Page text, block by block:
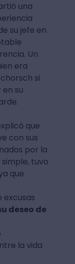
una
su jefe en
Un
era
si
su
que
con sus
por la
tuvo
que
excusas
deseo de
la vida